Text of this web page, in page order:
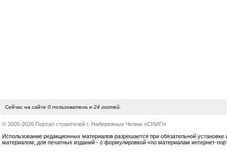
Сейчас на сайте 0 пользовательи 24 гостей.
© 2005-2026 Портал строителей г. Набережные Челны «СНИП»
Использование редакционных материалов разрешается при обязательной установке
материалом, для печатных изданий - с формулировкой «по материалам интернет-